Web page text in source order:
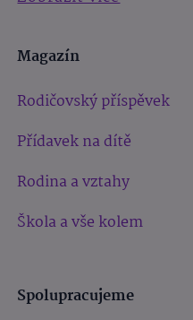
Magazín
Rodičovský příspěvek
Přídavek na dítě
Rodina a vztahy
Škola a vše kolem
Spolupracujeme